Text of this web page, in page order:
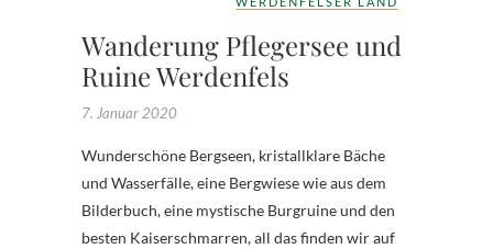
Wanderung Pflegersee und
Ruine Werdenfels
7. Januar 2020
Wunderschöne Bergseen, kristallklare Bäche
und Wasserfälle, eine Bergwiese wie aus dem
Bilderbuch, eine mystische Burgruine und den
besten Kaiserschmarren, all das finden wir auf